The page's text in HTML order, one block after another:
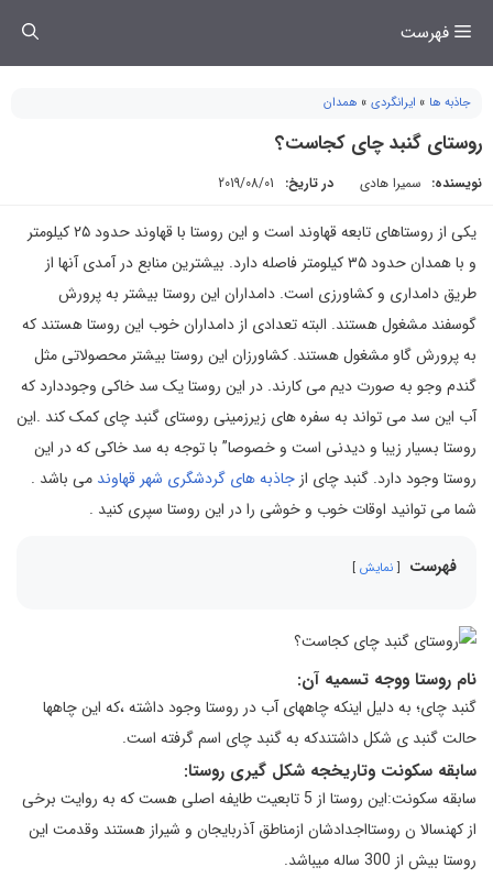
فهرست
جاذبه ها » ایرانگردی » همدان
روستای گنبد چای کجاست؟
نویسنده: سمیرا هادی در تاریخ: 2019/08/01
یکی از روستاهای تابعه قهاوند است و این روستا با قهاوند حدود ۲۵ کیلومتر
و با همدان حدود ۳۵ کیلومتر فاصله دارد. بیشترین منابع در آمدی آنها از
طریق دامداری و کشاورزی است. دامداران این روستا بیشتر به پرورش
گوسفند مشغول هستند. البته تعدادی از دامداران خوب این روستا هستند که
به پرورش گاو مشغول هستند. کشاورزان این روستا بیشتر محصولاتی مثل
گندم وجو به صورت دیم می کارند. در این روستا یک سد خاکی وجوددارد که
آب این سد می تواند به سفره های زیرزمینی روستای گنبد چای کمک کند .این
روستا بسیار زیبا و دیدنی است و خصوصا” با توجه به سد خاکی که در این
روستا وجود دارد. گنبد چای از جاذبه های گردشگری شهر قهاوند می باشد .
شما می توانید اوقات خوب و خوشی را در این روستا سپری کنید .
فهرست نمایش
نام روستا ووجه تسمیه آن:
گنبد چای؛ به دلیل اینکه چاههای آب در روستا وجود داشته ،که این چاهها
حالت گنبد ی شکل داشتندکه به گنبد چای اسم گرفته است.
سابقه سکونت وتاریخجه شکل گیری روستا:
سابقه سکونت:این روستا از 5 تابعیت طایفه اصلی هست که به روایت برخی
از کهنسالا ن روستااجدادشان ازمناطق آذربایجان و شیراز هستند وقدمت این
روستا بیش از 300 ساله میباشد.